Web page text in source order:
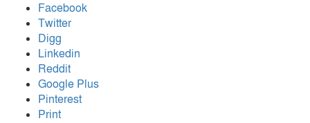
Facebook
Twitter
Digg
Linkedin
Reddit
Google Plus
Pinterest
Print